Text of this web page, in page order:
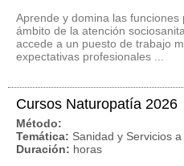
Aprende y domina las
ámbito de la atención
accede a un puesto de trabajo
expectativas profesionales ...
Cursos Naturopatía 2026
Método:
Temática: Sanidad y Servicios
Duración: horas